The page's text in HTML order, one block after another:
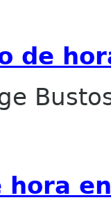
de
hora